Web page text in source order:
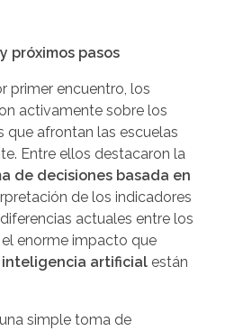
próximos pasos
primer encuentro, los
activamente sobre los
que afrontan las escuelas
Entre ellos destacaron la
de decisiones basada en
de los indicadores
actuales entre los
enorme impacto que
inteligencia artificial están
simple toma de